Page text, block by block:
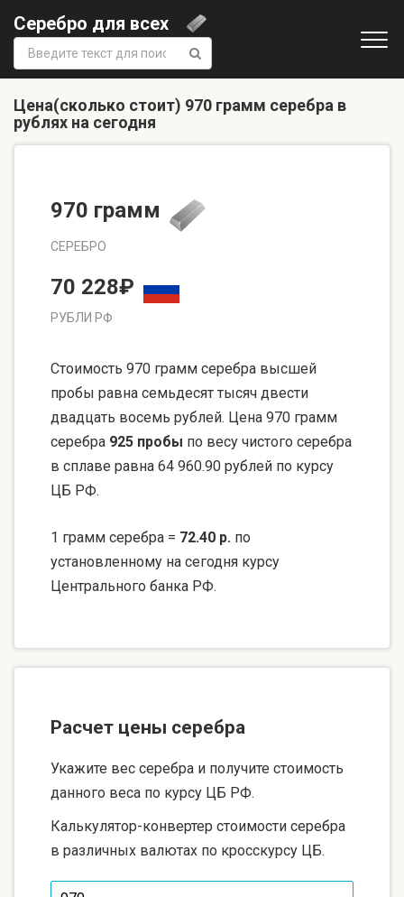
Серебро для всех
Поиск:
Цена(сколько стоит) 970 грамм серебра в
рублях на сегодня
970 грамм
СЕРЕБРО
70 228₽
РУБЛИ РФ
Стоимость 970 грамм серебра высшей
пробы равна семьдесят тысяч двести
двадцать восемь рублей. Цена 970 грамм
серебра 925 пробы по весу чистого серебра
в сплаве равна 64 960.90 рублей по курсу
ЦБ РФ.
1 грамм серебра = 72.40 р. по
установленному на сегодня курсу
Центрального банка РФ.
Расчет цены серебра
Укажите вес серебра и получите стоимость
данного веса по курсу ЦБ РФ.
Калькулятор-конвертер стоимости серебра
в различных валютах по кросскурсу ЦБ.